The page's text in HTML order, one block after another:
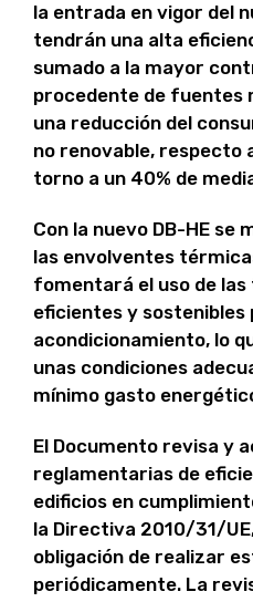
la entrada en vigor del
tendrán una alta
sumado a la mayor
procedente de fuentes
una reducción del
no renovable, respecto
torno a un 40% de
Con la nuevo DB-HE se
las envolventes
fomentará el uso de
eficientes y sostenibles
acondicionamiento, lo
unas condiciones
mínimo gasto
El Documento revisa y
reglamentarias de
edificios en
la Directiva 2010/31/
obligación de realizar
periódicamente. La